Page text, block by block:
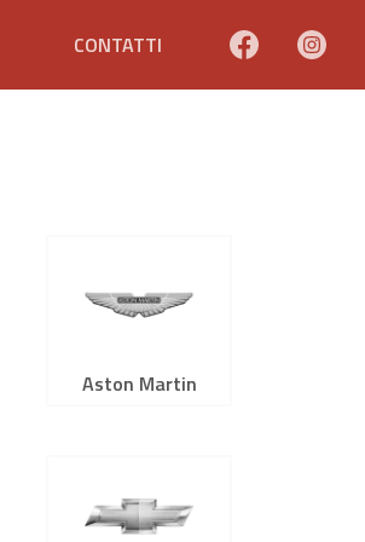
CONTATTI
Aston Martin